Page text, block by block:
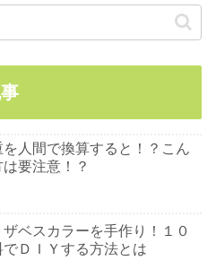
を人間で換算すると！？こん
要注意！？
ベスカラーを手作り！１０
でＤＩＹする方法とは